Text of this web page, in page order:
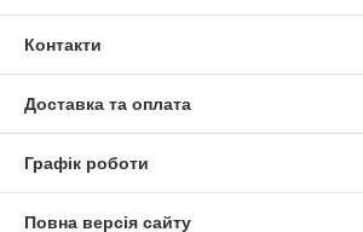
Контакти
Доставка та оплата
Графік роботи
Повна версія сайту